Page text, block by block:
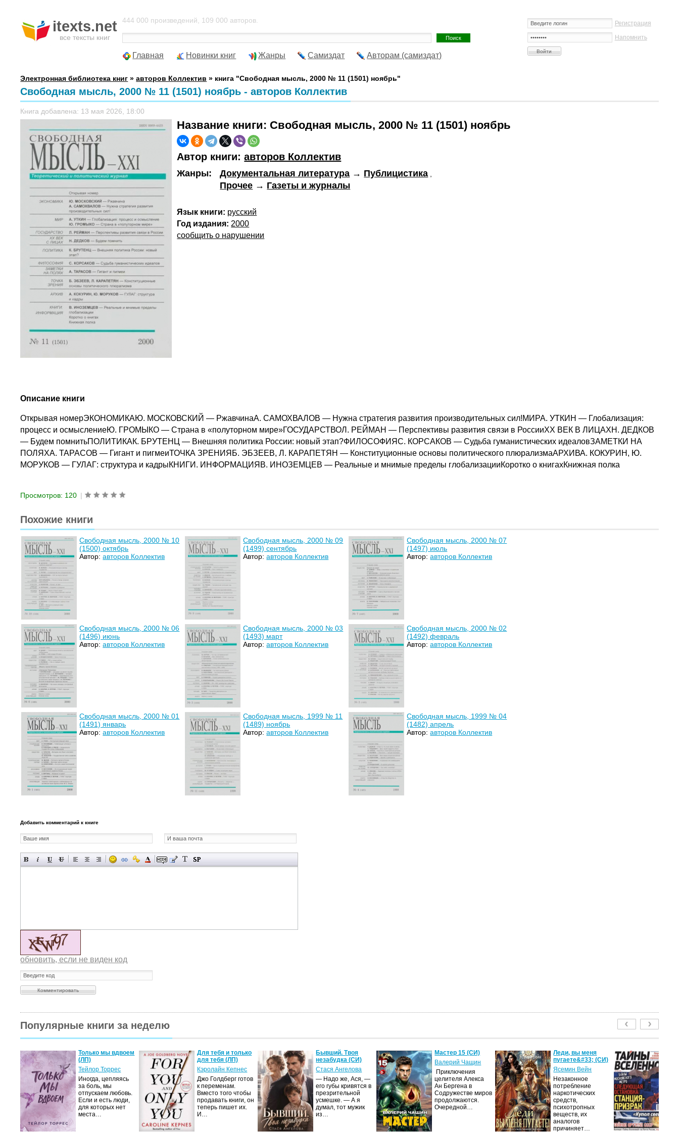
itexts.net
все тексты книг
Регистрация
Напомнить
444 000 произведений, 109 000 авторов.
Главная Новинки книг Жанры Самиздат Авторам (самиздат)
Электронная библиотека книг »авторов Коллектив » книга "Свободная мысль, 2000 № 11 (1501) ноябрь"
Свободная мысль, 2000 № 11 (1501) ноябрь - авторов Коллектив
Книга добавлена: 13 мая 2026, 18:00
Название книги: Свободная мысль, 2000 № 11 (1501) ноябрь
Автор книги:авторов Коллектив
Жанры: Документальная литература → Публицистика
Прочее → Газеты и журналы
Язык книги: русский
Год издания: 2000
сообщить о нарушении
Описание книги
Открывая номерЭКОНОМИКАЮ. МОСКОВСКИЙ — РжавчинаА. САМОХВАЛОВ — Нужна стратегия развития производительных сил!МИРА. УТКИН — Глобализация:
процесс и осмыслениеЮ. ГРОМЫКО — Страна в «полуторном мире»ГОСУДАРСТВОЛ. РЕЙМАН — Перспективы развития связи в РоссииXX ВЕК В ЛИЦАХН. ДЕДКОВ
— Будем помнитьПОЛИТИКАК. БРУТЕНЦ — Внешняя политика России: новый этап?ФИЛОСОФИЯС. КОРСАКОВ — Судьба гуманистических идеаловЗАМЕТКИ НА
ПОЛЯХА. ТАРАСОВ — Гигант и пигмеиТОЧКА ЗРЕНИЯБ. ЭБЗЕЕВ, Л. КАРАПЕТЯН — Конституционные основы политического плюрализмаАРХИВА. КОКУРИН, Ю.
МОРУКОВ — ГУЛАГ: структура и кадрыКНИГИ. ИНФОРМАЦИЯВ. ИНОЗЕМЦЕВ — Реальные и мнимые пределы глобализацииКоротко о книгахКнижная полка
Просмотров: 120 |
Похожие книги
Свободная мысль, 2000 № 10
(1500) октябрь
Автор:авторов Коллектив
Свободная мысль, 2000 № 09
(1499) сентябрь
Автор:авторов Коллектив
Свободная мысль, 2000 № 07
(1497) июль
Автор:авторов Коллектив
Свободная мысль, 2000 № 06
(1496) июнь
Автор:авторов Коллектив
Свободная мысль, 2000 № 03
(1493) март
Автор:авторов Коллектив
Свободная мысль, 2000 № 02
(1492) февраль
Автор:авторов Коллектив
Свободная мысль, 2000 № 01
(1491) январь
Автор:авторов Коллектив
Свободная мысль, 1999 № 11
(1489) ноябрь
Автор:авторов Коллектив
Свободная мысль, 1999 № 04
(1482) апрель
Автор:авторов Коллектив
Добавить комментарий к книге
обновить, если не виден код
Популярные книги за неделю
Только мы вдвоем
(ЛП)
Тейлор Торрес
Иногда, цепляясь
за боль, мы
отпускаем любовь.
Если и есть люди,
для которых нет
места…
Для тебя и только
для тебя (ЛП)
Кэролайн Кепнес
Джо Голдберг готов
к переменам.
Вместо того чтобы
продавать книги, он
теперь пишет их.
И…
Бывший. Твоя
незабудка (СИ)
Стася Ангелова
— Надо же, Ася, —
его губы кривятся в
презрительной
усмешке. — А я
думал, тот мужик
из…
Мастер 15 (СИ)
Валерий Чащин
Приключения
целителя Алекса
Ан Бергена в
Содружестве миров
продолжаются.
Очередной…
Леди, вы меня
пугаете&#33; (СИ)
Ясемин Вейн
Незаконное
потребление
наркотических
средств,
психотропных
веществ, их
аналогов
причиняет…